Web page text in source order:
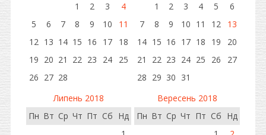
1
2 3
4
5
6 7 8 9 10
11
12 13 14 15 16 17
18
19 20 21 22 23 24
25
26 27 28
1
2 3 4 5
6
7
8 9 10 11 12
13
14 15 16 17 18 19
20
21
22 23 24 25 26
27
28 29 30 31
Липень 2018
Пн Вт Ср Чт Пт Сб Нд
Вересень 2018
Пн Вт Ср Чт Пт Сб Нд